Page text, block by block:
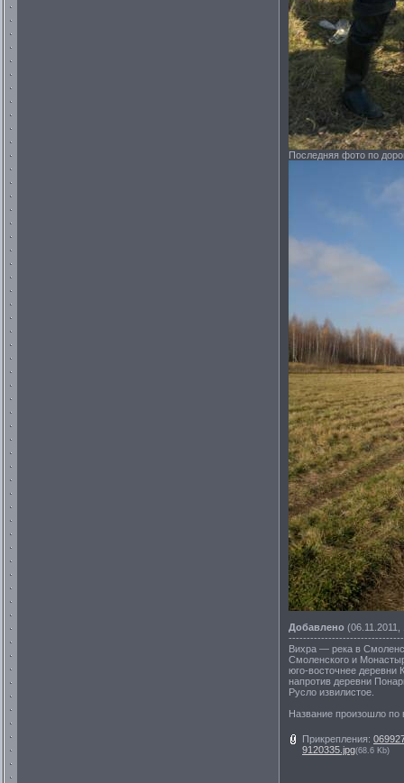
Последняя фото по
Добавлено (06.11.2011,
Вихра — река в
Смоленского и
юго-восточнее деревни
напротив деревни
Русло извилистое.
Название произошло по
Прикрепления:
9120335.jpg(68.6 Kb)